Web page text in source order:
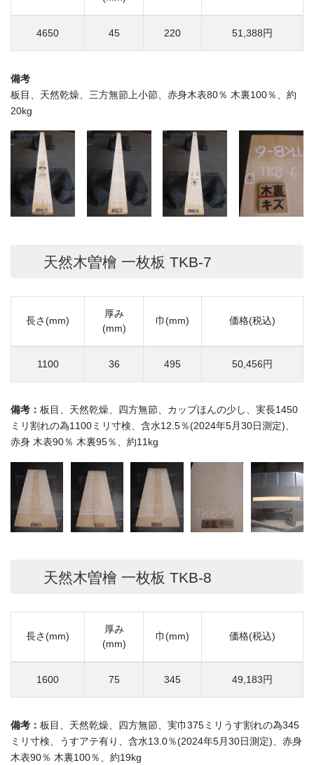
4650 45 220 51,388円
備考
板目、天然乾燥、三方無節上小節、赤身木表80％ 木裏100％、約
20kg
天然木曽檜 一枚板 TKB-7
長さ(mm)
厚み
(mm)
巾(mm) 価格(税込)
1100 36 495 50,456円
備考： 板目、天然乾燥、四方無節、カップほんの少し、実長1450
ミリ割れの為1100ミリ寸検、含水12.5％(2024年5月30日測定)、
赤身 木表90％ 木裏95％、約11kg
天然木曽檜 一枚板 TKB-8
長さ(mm)
厚み
(mm)
巾(mm) 価格(税込)
1600 75 345 49,183円
備考： 板目、天然乾燥、四方無節、実巾375ミリうす割れの為345
ミリ寸検、うすアテ有り、含水13.0％(2024年5月30日測定)、赤身
木表90％ 木裏100％、約19kg